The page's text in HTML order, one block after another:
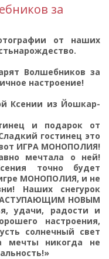
за
от наших
Волшебников за
настроение!
Ксении из Йошкар-
и подарок от
гостинец это
вот ИГРА МОНОПОЛИЯ!
мечтала о ней!
точно будет
МОНОПОЛИЯ, и не
Наших снегурок
НОВЫМ
удачи, радости и
настроения,
солнечный свет
мечты никогда не